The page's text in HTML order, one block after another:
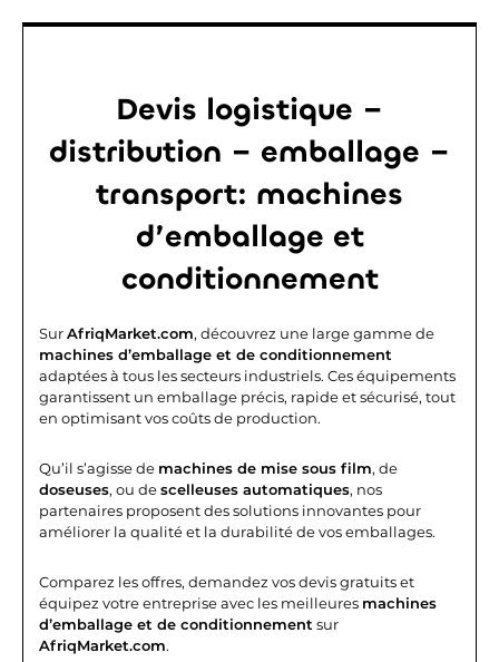
Devis logistique –
distribution – emballage –
transport: machines
d’emballage et
conditionnement
SurAfriqMarket.com, découvrez une large gamme de
machines d’emballage et de conditionnement
adaptées à tous les secteurs industriels. Ces équipements
garantissent un emballage précis, rapide et sécurisé, tout
en optimisant vos coûts de production.
Qu’il s’agisse de machines de mise sous film, de
doseuses, ou descelleuses automatiques, nos
partenaires proposent des solutions innovantes pour
améliorer la qualité et la durabilité de vos emballages.
Comparez les offres, demandez vos devis gratuits et
équipez votre entreprise avec les meilleures machines
d’emballage et de conditionnement sur
AfriqMarket.com.